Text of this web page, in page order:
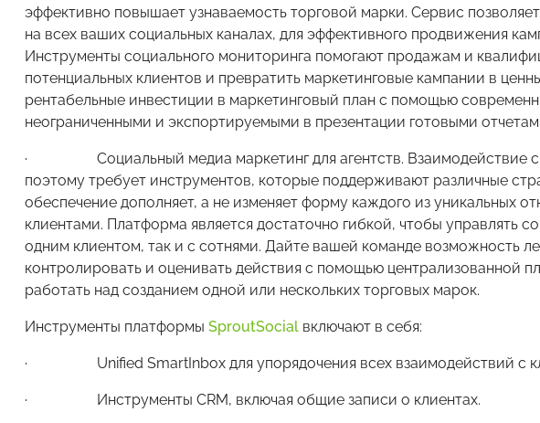
эффективно повышает узнаваемость торговой марки. Сервис
на всех ваших социальных каналах, для эффективного продвижения
Инструменты социального мониторинга помогают продажам и
потенциальных клиентов и превратить маркетинговые кампании в
рентабельные инвестиции в маркетинговый план с помощью
неограниченными и экспортируемыми в презентации готовыми
· Социальный медиа маркетинг для агентств. Взаимодействие с
поэтому требует инструментов, которые поддерживают различные
обеспечение дополняет, а не изменяет форму каждого из уникальных
клиентами. Платформа является достаточно гибкой, чтобы управлять
одним клиентом, так и с сотнями. Дайте вашей команде возможность
контролировать и оценивать действия с помощью централизованной
работать над созданием одной или нескольких торговых марок.
Инструменты платформы SproutSocial включают в себя:
· Unified SmartInbox для упорядочения всех взаимодействий с
· Инструменты CRM, включая общие записи о клиентах.